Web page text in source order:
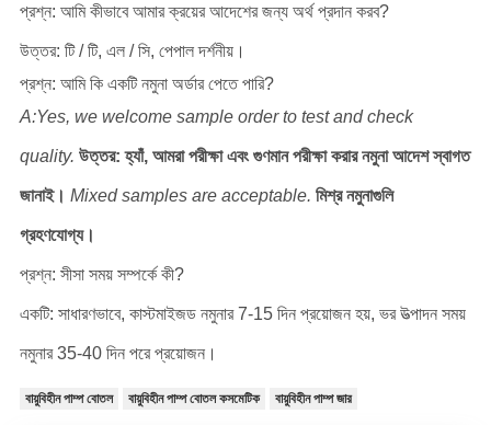
প্রশ্ন: আমি কীভাবে আমার ক্রয়ের আদেশের জন্য অর্থ প্রদান করব?
উত্তর: টি / টি, এল / সি, পেপাল দর্শনীয়।
প্রশ্ন: আমি কি একটি নমুনা অর্ডার পেতে পারি?
A:Yes, we welcome sample order to test and check
quality. উত্তর: হ্যাঁ, আমরা পরীক্ষা এবং গুণমান পরীক্ষা করার নমুনা আদেশ স্বাগত
জানাই। Mixed samples are acceptable. মিশ্র নমুনাগুলি
গ্রহণযোগ্য।
প্রশ্ন: সীসা সময় সম্পর্কে কী?
একটি: সাধারণভাবে, কাস্টমাইজড নমুনার 7-15 দিন প্রয়োজন হয়, ভর উত্পাদন সময়
নমুনার 35-40 দিন পরে প্রয়োজন।
বায়ুবিহীন পাম্প বোতল বায়ুবিহীন পাম্প বোতল কসমেটিক বায়ুবিহীন পাম্প জার